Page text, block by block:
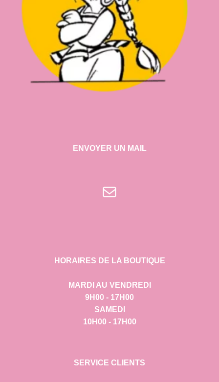
ENVOYER UN MAIL
E-mail
HORAIRES DE LA BOUTIQUE
MARDI AU VENDREDI
9H00 - 17H00
SAMEDI
10H00 - 17H00
SERVICE CLIENTS